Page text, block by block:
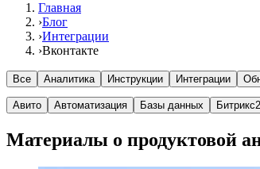
Главная
›Блог
›Интеграции
›Вконтакте
Все Аналитика Инструкции Интеграции
Авито Автоматизация Базы данных
Материалы о продуктовой